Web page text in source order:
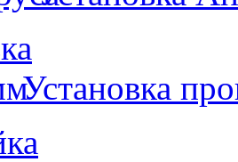
Установка